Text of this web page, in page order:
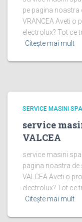
pe pagina noastra
VRANCEA Aveti o
electrolux? Tot ce
Citește mai mult
SERVICE MASINI
service
VALCEA
service masini
pagina noastra de
VALCEA Aveti o
electrolux? Tot ce
Citește mai mult